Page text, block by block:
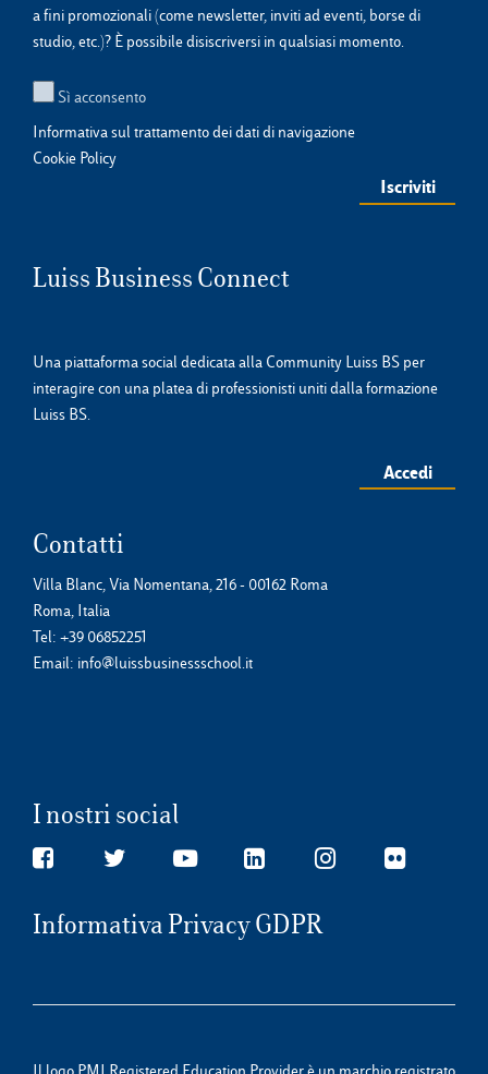
a fini promozionali (come newsletter, inviti ad eventi, borse di
studio, etc.)? È possibile disiscriversi in qualsiasi momento.
Sì acconsento
Informativa sul trattamento dei dati di navigazione
Cookie Policy
Luiss Business Connect
Una piattaforma social dedicata alla Community Luiss BS per
interagire con una platea di professionisti uniti dalla formazione
Luiss BS.
Accedi
Contatti
Villa Blanc, Via Nomentana, 216 - 00162 Roma
Roma, Italia
Tel: +39 06852251
Email: info@luissbusinessschool.it
I nostri social
Informativa Privacy GDPR